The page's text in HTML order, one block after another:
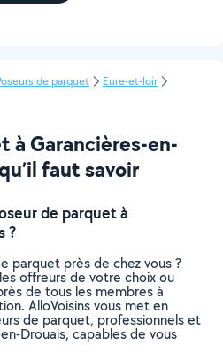
de parquet
Eure-et-loir
à Garancières-en-
faut savoir
de parquet à
?
parquet près de chez vous ?
offreurs de votre choix ou
de tous les membres à
AlloVoisins vous met en
de parquet, professionnels et
Drouais, capables de vous